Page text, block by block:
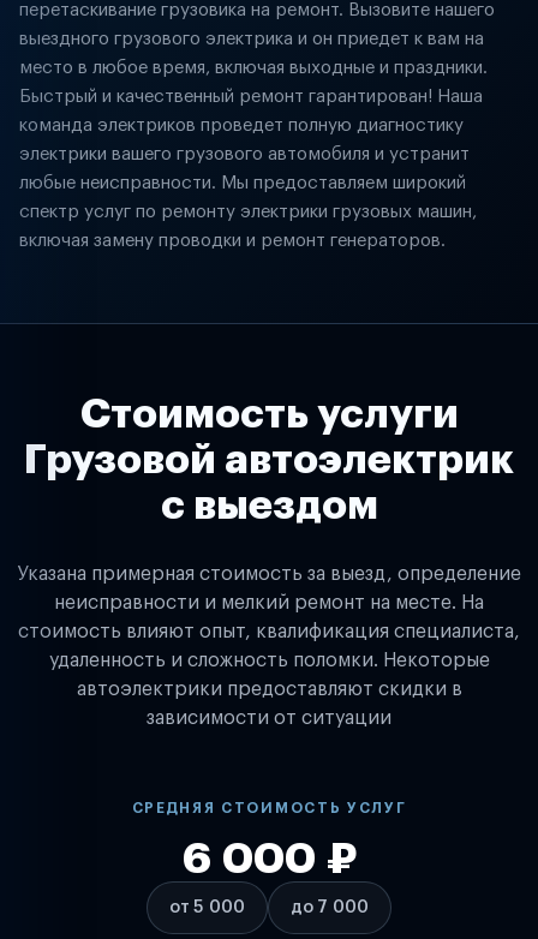
перетаскивание грузовика на ремонт. Вызовите нашего
выездного грузового электрика и он приедет к вам на
место в любое время, включая выходные и праздники.
Быстрый и качественный ремонт гарантирован! Наша
команда электриков проведет полную диагностику
электрики вашего грузового автомобиля и устранит
любые неисправности. Мы предоставляем широкий
спектр услуг по ремонту электрики грузовых машин,
включая замену проводки и ремонт генераторов.
Стоимость услуги
Грузовой автоэлектрик
с выездом
Указана примерная стоимость за выезд, определение
неисправности и мелкий ремонт на месте. На
стоимость влияют опыт, квалификация специалиста,
удаленность и сложность поломки. Некоторые
автоэлектрики предоставляют скидки в
зависимости от ситуации
СРЕДНЯЯ СТОИМОСТЬ УСЛУГ
от 5 000
6 000 ₽
до 7 000